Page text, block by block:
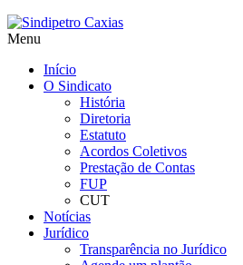
Menu
Início
O Sindicato
História
Diretoria
Estatuto
Acordos Coletivos
Prestação de Contas
FUP
CUT
Notícias
Jurídico
Transparência no Jurídico